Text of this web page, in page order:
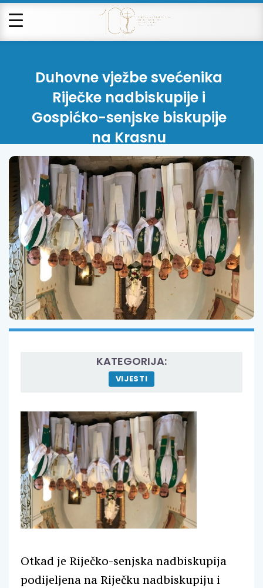
Duhovne vježbe svećenika
Riječke nadbiskupije i
Gospićko-senjske biskupije
na Krasnu
KATEGORIJA:
VIJESTI
Otkad je Riječko-senjska nadbiskupija
podijeljena na Riječku nadbiskupiju i